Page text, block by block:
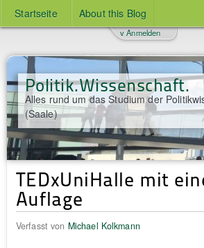
Startseite About this Blog
Politik.Wissenschaft.
Alles rund um das Studium der
(Saale)
v Anmelden
TEDxUniHalle mit
Auflage
Verfasst von Michael Kolkmann